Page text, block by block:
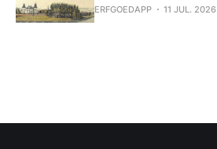
ERFGOEDAPP 11 JUL. 2026